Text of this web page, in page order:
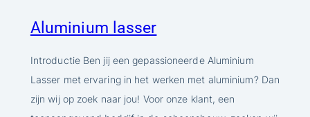
Aluminium lasser
Introductie Ben jij een gepassioneerde Aluminium
Lasser met ervaring in het werken met aluminium? Dan
zijn wij op zoek naar jou! Voor onze klant, een